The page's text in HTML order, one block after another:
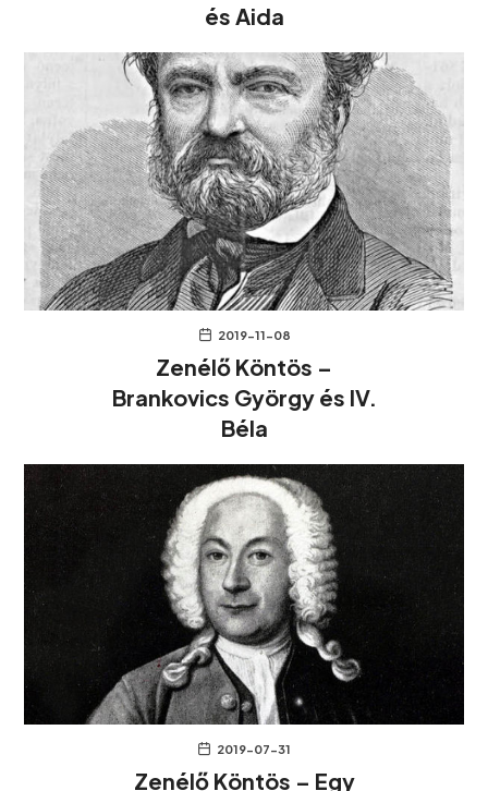
és Aida
2019-11-08
Zenélő Köntös –
Brankovics György és IV.
Béla
2019-07-31
Zenélő Köntös – Egy